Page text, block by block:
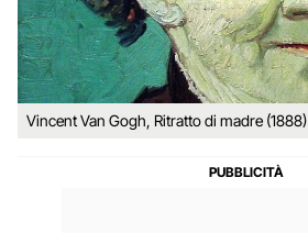
Vincent Van Gogh, Ritratto di madre (1888)